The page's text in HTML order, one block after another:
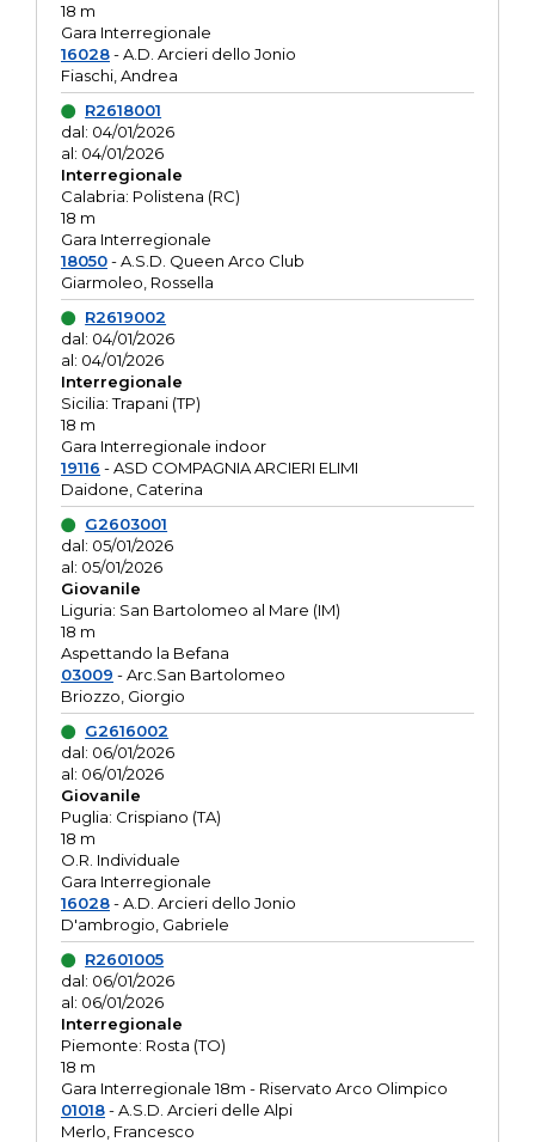
18 m
Gara Interregionale
16028- A.D. Arcieri dello Jonio
Fiaschi, Andrea
R2618001
dal: 04/01/2026
al: 04/01/2026
Interregionale
Calabria: Polistena (RC)
18 m
Gara Interregionale
18050- A.S.D. Queen Arco Club
Giarmoleo, Rossella
R2619002
dal: 04/01/2026
al: 04/01/2026
Interregionale
Sicilia: Trapani (TP)
18 m
Gara Interregionale indoor
19116 - ASD COMPAGNIA ARCIERI ELIMI
Daidone, Caterina
G2603001
dal: 05/01/2026
al: 05/01/2026
Giovanile
Liguria: San Bartolomeo al Mare (IM)
18 m
Aspettando la Befana
03009 - Arc.San Bartolomeo
Briozzo, Giorgio
G2616002
dal: 06/01/2026
al: 06/01/2026
Giovanile
Puglia: Crispiano (TA)
18 m
O.R. Individuale
Gara Interregionale
16028- A.D. Arcieri dello Jonio
D'ambrogio, Gabriele
R2601005
dal: 06/01/2026
al: 06/01/2026
Interregionale
Piemonte: Rosta (TO)
18 m
Gara Interregionale 18m - Riservato Arco Olimpico
01018- A.S.D. Arcieri delle Alpi
Merlo, Francesco